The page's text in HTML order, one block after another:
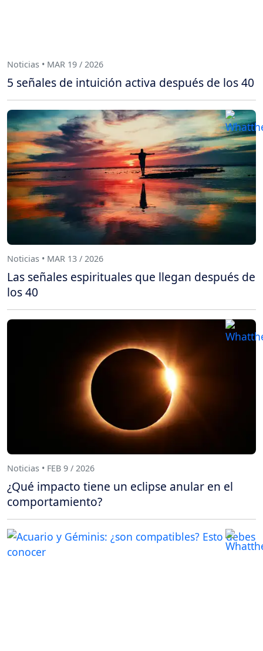
Noticias • MAR 19 / 2026
5 señales de intuición activa después de los 40
Noticias • MAR 13 / 2026
Las señales espirituales que llegan después de
los 40
Noticias • FEB 9 / 2026
¿Qué impacto tiene un eclipse anular en el
comportamiento?